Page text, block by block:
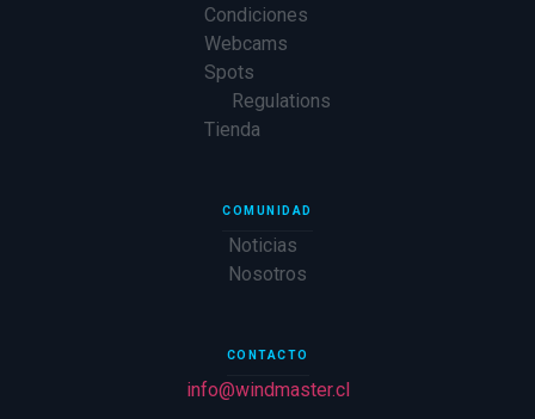
Condiciones
Webcams
Spots
Regulations
Tienda
COMUNIDAD
Noticias
Nosotros
CONTACTO
info@windmaster.cl